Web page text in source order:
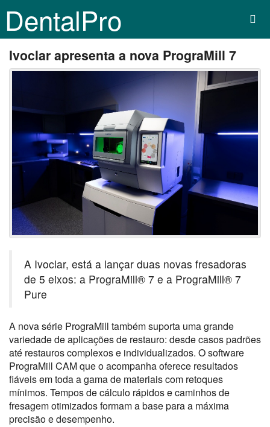
DentalPro
Ivoclar apresenta a nova PrograMill 7
A Ivoclar, está a lançar duas novas fresadoras
de 5 eixos: a PrograMill® 7 e a PrograMill® 7
Pure
A nova série PrograMill também suporta uma grande
variedade de aplicações de restauro: desde casos padrões
até restauros complexos e individualizados. O software
PrograMill CAM que o acompanha oferece resultados
fiáveis em toda a gama de materiais com retoques
mínimos. Tempos de cálculo rápidos e caminhos de
fresagem otimizados formam a base para a máxima
precisão e desempenho.